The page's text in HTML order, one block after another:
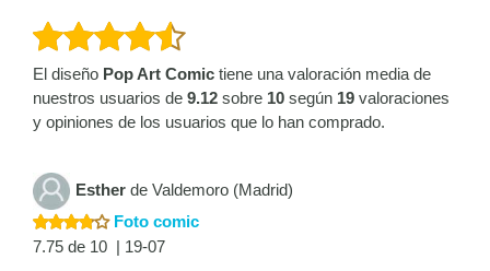
El diseño Pop Art Comic tiene una valoración media de
nuestros usuarios de 9.12 sobre 10 según 19 valoraciones
y opiniones de los usuarios que lo han comprado.
Esther de Valdemoro (Madrid)
Foto comic
7.75 de 10 | 19-07